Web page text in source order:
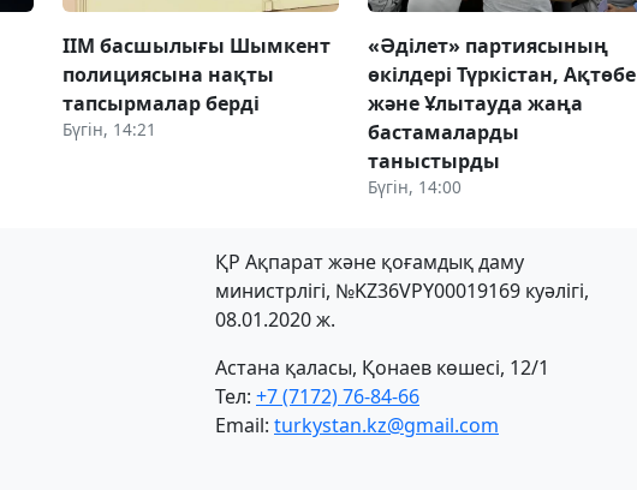
ІІМ басшылығы Шымкент
полициясына нақты
тапсырмалар берді
Бүгін, 14:21
«Әділет» партиясының
өкілдері Түркістан, Ақтөбе
және Ұлытауда жаңа
бастамаларды
таныстырды
Бүгін, 14:00
ҚР Ақпарат және қоғамдық даму
министрлігі, №KZ36VPY00019169 куәлігі,
08.01.2020 ж.
Астана қаласы, Қонаев көшесі, 12/1
Тел: +7 (7172) 76-84-66
Email: turkystan.kz@gmail.com